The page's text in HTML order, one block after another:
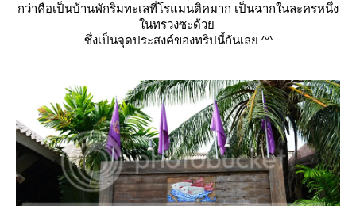
กว่าคือเป็นบ้านพักริมทะเลที่โรแมนติคมาก เป็นฉากในละครหนึ่ง
นทรวงซะด้ว
ซึ่งเป็นจุดประสงค์ของทริปนี้กันเลย ^^